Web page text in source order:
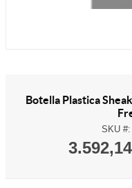
Botella Plastica
SKU #: